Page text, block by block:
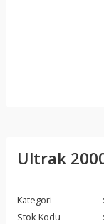
Ultrak
Kategori
Stok Kodu